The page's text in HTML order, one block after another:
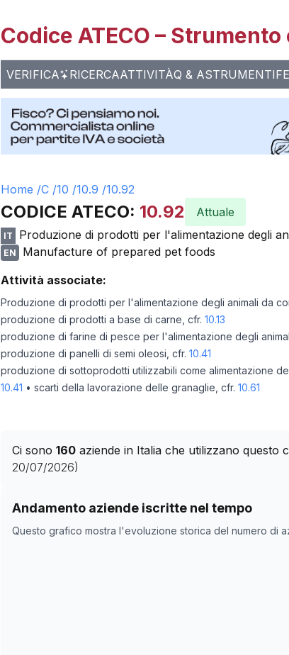
Codice ATECO –
VERIFICA RICERCAATTIVITÀQ & ASTRUMENTI
Home /C /10 /10.9 /10.92
CODICE ATECO: 10.92 Attuale
IT Produzione di prodotti per l'alimentazione degli
EN
Manufacture of prepared pet foods
Attività associate:
Produzione di prodotti per l'alimentazione degli animali da
produzione di prodotti a base di carne, cfr. 10.13
produzione di farine di pesce per l'alimentazione degli
produzione di panelli di semi oleosi, cfr. 10.41
produzione di sottoprodotti utilizzabili come alimentazione
10.41 • scarti della lavorazione delle granaglie, cfr. 10.61
Ci sono 160 aziende in Italia che utilizzano questo
20/07/2026)
Andamento aziende iscritte nel tempo
Questo grafico mostra l'evoluzione storica del numero di
Storico numero di aziende con codice ATECO
Data rilevazione